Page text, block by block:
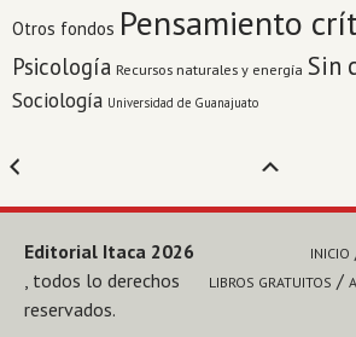
Otros fondos Pensamiento
Psicología Recursos naturales y energía Sin
Sociología Universidad de Guanajuato
Editorial Itaca 2026
, todos lo derechos
reservados.
INICIO
LIBROS GRATUITOS